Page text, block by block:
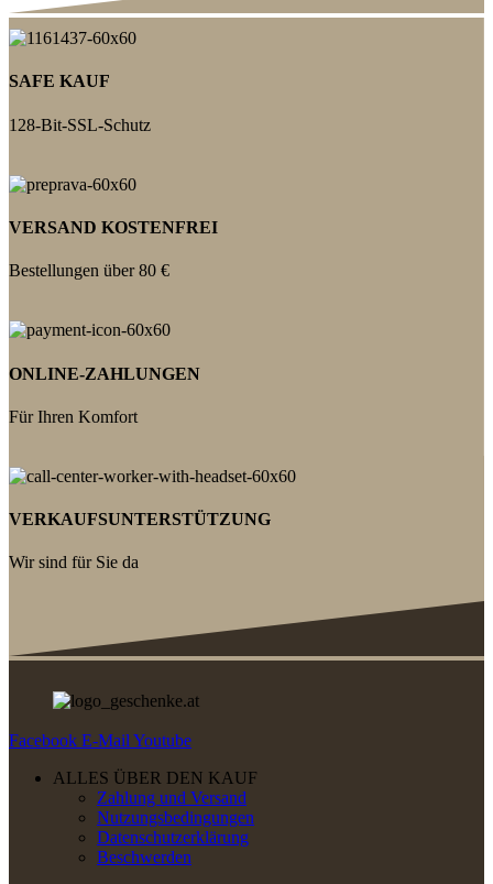
SAFE KAUF
128-Bit-SSL-Schutz
VERSAND KOSTENFREI
Bestellungen über 80 €
ONLINE-ZAHLUNGEN
Für Ihren Komfort
VERKAUFSUNTERSTÜTZUNG
Wir sind für Sie da
Facebook E-Mail Youtube
ALLES ÜBER DEN KAUF
Zahlung und Versand
Nutzungsbedingungen
Datenschutzerklärung
Beschwerden